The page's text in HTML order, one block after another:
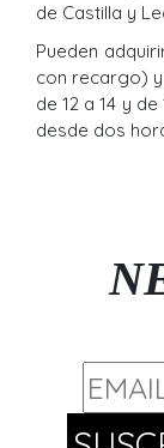
de Castilla y
Pueden
con recargo)
de 12 a 14 y
desde dos